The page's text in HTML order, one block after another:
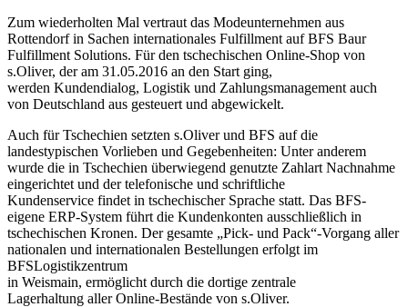
Zum wiederholten Mal vertraut das Modeunternehmen aus
Rottendorf in Sachen internationales Fulfillment auf BFS Baur
Fulfillment Solutions. Für den tschechischen Online-Shop von
s.Oliver, der am 31.05.2016 an den Start ging,
werden Kundendialog, Logistik und Zahlungsmanagement auch
von Deutschland aus gesteuert und abgewickelt.
Auch für Tschechien setzten s.Oliver und BFS auf die
landestypischen Vorlieben und Gegebenheiten: Unter anderem
wurde die in Tschechien überwiegend genutzte Zahlart Nachnahme
eingerichtet und der telefonische und schriftliche
Kundenservice findet in tschechischer Sprache statt. Das BFS-
eigene ERP-System führt die Kundenkonten ausschließlich in
tschechischen Kronen. Der gesamte „Pick- und Pack“-Vorgang aller
nationalen und internationalen Bestellungen erfolgt im
BFSLogistikzentrum
in Weismain, ermöglicht durch die dortige zentrale
Lagerhaltung aller Online-Bestände von s.Oliver.